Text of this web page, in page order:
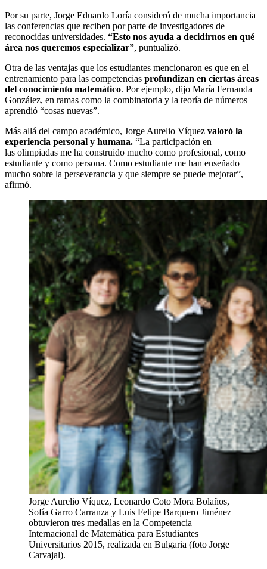
Por su parte, Jorge Eduardo Loría consideró de mucha importancia
las conferencias que reciben por parte de investigadores de
reconocidas universidades. “Esto nos ayuda a decidirnos en qué
área nos queremos especializar”, puntualizó.
Otra de las ventajas que los estudiantes mencionaron es que en el
entrenamiento para las competencias profundizan en ciertas áreas
del conocimiento matemático. Por ejemplo, dijo María Fernanda
González, en ramas como la combinatoria y la teoría de números
aprendió “cosas nuevas”.
Más allá del campo académico, Jorge Aurelio Víquez valoró la
experiencia personal y humana. “La participación en
las olimpiadas me ha construido mucho como profesional, como
estudiante y como persona. Como estudiante me han enseñado
mucho sobre la perseverancia y que siempre se puede mejorar”,
afirmó.
Jorge Aurelio Víquez, Leonardo Coto Mora Bolaños,
Sofía Garro Carranza y Luis Felipe Barquero Jiménez
obtuvieron tres medallas en la Competencia
Internacional de Matemática para Estudiantes
Universitarios 2015, realizada en Bulgaria (foto Jorge
Carvajal).